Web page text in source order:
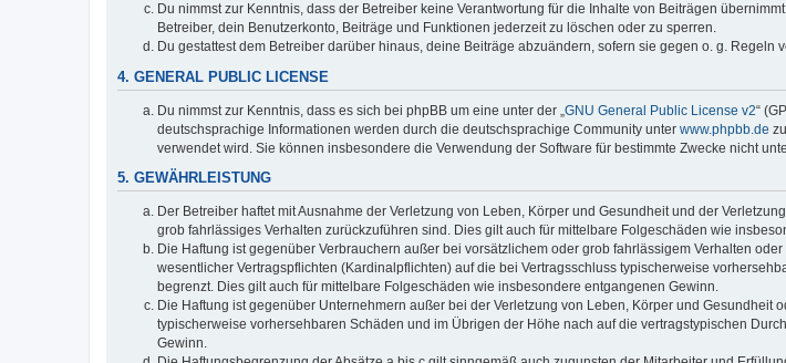
Du nimmst zur Kenntnis, dass der Betreiber keine Verantwortung für die Inhalte von Beiträgen
Betreiber, dein Benutzerkonto, Beiträge und Funktionen jederzeit zu löschen oder zu sperren.
Du gestattest dem Betreiber darüber hinaus, deine Beiträge abzuändern, sofern sie gegen o. g.
4. GENERAL PUBLIC LICENSE
Du nimmst zur Kenntnis, dass es sich bei phpBB um eine unter der „ GNU General Public License v2“
deutschsprachige Informationen werden durch die deutschsprachige Community unter www.phpbb.de
verwendet wird. Sie können insbesondere die Verwendung der Software für bestimmte Zwecke nicht
5. GEWÄHRLEISTUNG
Der Betreiber haftet mit Ausnahme der Verletzung von Leben, Körper und Gesundheit und der
grob fahrlässiges Verhalten zurückzuführen sind. Dies gilt auch für mittelbare Folgeschäden wie
Die Haftung ist gegenüber Verbrauchern außer bei vorsätzlichem oder grob fahrlässigem Verhalten
wesentlicher Vertragspflichten (Kardinalpflichten) auf die bei Vertragsschluss typischerweise
begrenzt. Dies gilt auch für mittelbare Folgeschäden wie insbesondere entgangenen Gewinn.
Die Haftung ist gegenüber Unternehmern außer bei der Verletzung von Leben, Körper und
typischerweise vorhersehbaren Schäden und im Übrigen der Höhe nach auf die vertragstypischen
Gewinn.